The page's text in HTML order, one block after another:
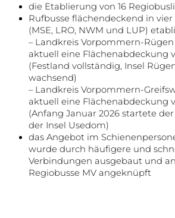
die Etablierung von 16
Rufbusse flächendeckend in
(MSE, LRO, NWM und LUP)
– Landkreis Vorpommern-
aktuell eine Flächenabdeckung
(Festland vollständig, Insel
wachsend)
– Landkreis Vorpommern-
aktuell eine Flächenabdeckung
(Anfang Januar 2026 startete
der Insel Usedom)
das Angebot im
wurde durch häufigere und
Verbindungen ausgebaut und
Regiobusse MV angeknüpft